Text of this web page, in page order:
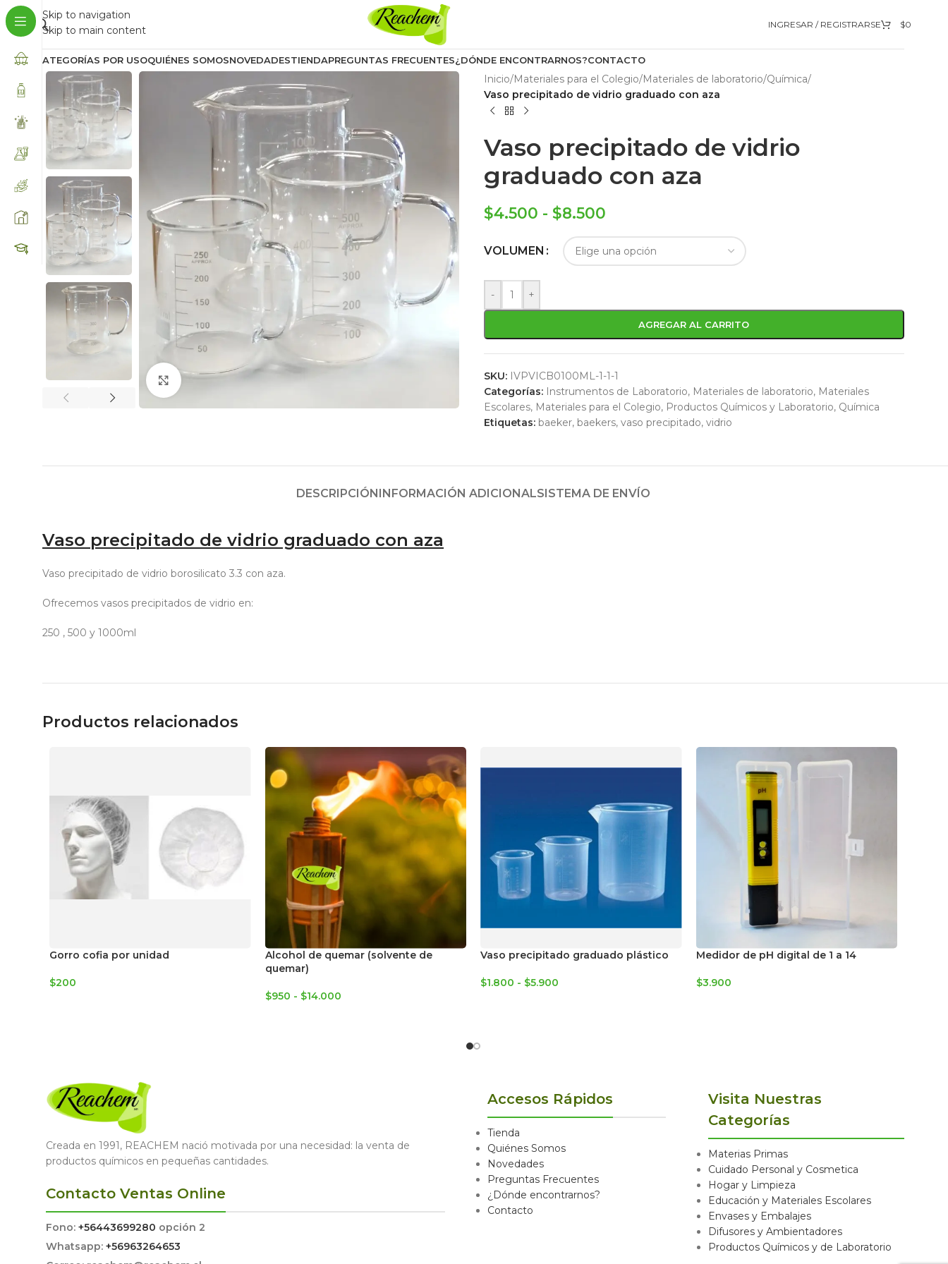
Skip to navigation
Skip to main content
INGRESAR / REGISTRARSE $0
CATEGORÍAS POR USOQUIÉNES SOMOSNOVEDADESTIENDAPREGUNTAS FRECUENTES¿DÓNDE ENCONTRARNOS?CONTACTO
Inicio/Materiales para el Colegio/Materiales de laboratorio/Química/
Vaso precipitado de vidrio graduado con aza
Vaso precipitado de vidrio
graduado con aza
$4.500 - $8.500
VOLUMEN
- +
AGREGAR AL CARRITO
SKU: IVPVICB0100ML-1-1-1
Categorías: Instrumentos de Laboratorio, Materiales de laboratorio, Materiales
Escolares, Materiales para el Colegio, Productos Químicos y Laboratorio, Química
Etiquetas: baeker, baekers, vaso precipitado, vidrio
DESCRIPCIÓNINFORMACIÓN ADICIONALSISTEMA DE ENVÍO
Vaso precipitado de vidrio graduado con aza
Vaso precipitado de vidrio borosilicato 3.3 con aza.
Ofrecemos vasos precipitados de vidrio en:
250 , 500 y 1000ml
Productos relacionados
Gorro cofia por unidad
$200
Alcohol de quemar (solvente de
quemar)
$950 - $14.000
Vaso precipitado graduado plástico
$1.800 - $5.900
Medidor de pH digital de 1 a 14
$3.900
Creada en 1991, REACHEM nació motivada por una necesidad: la venta de
productos químicos en pequeñas cantidades.
Contacto Ventas Online
Fono: +56443699280 opción 2
Whatsapp: +56963264653
Accesos Rápidos
Tienda
Quiénes Somos
Novedades
Preguntas Frecuentes
¿Dónde encontrarnos?
Contacto
Visita Nuestras
Categorías
Materias Primas
Cuidado Personal y Cosmetica
Hogar y Limpieza
Educación y Materiales Escolares
Envases y Embalajes
Difusores y Ambientadores
Productos Químicos y de Laboratorio